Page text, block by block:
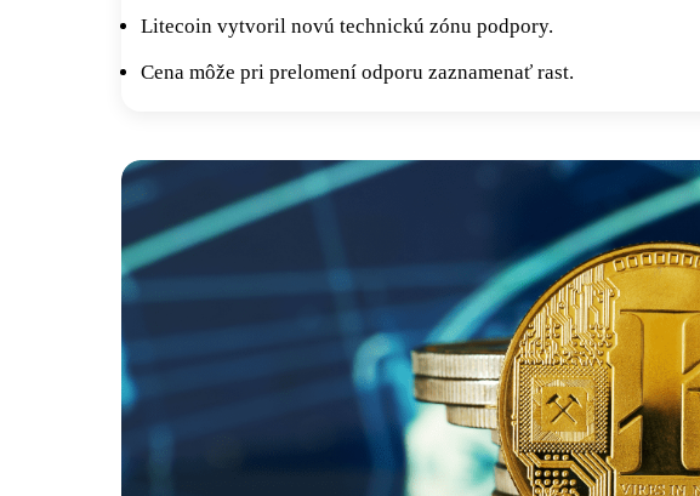
Litecoin vytvoril novú technickú zónu podpory.
Cena môže pri prelomení odporu zaznamenať rast.